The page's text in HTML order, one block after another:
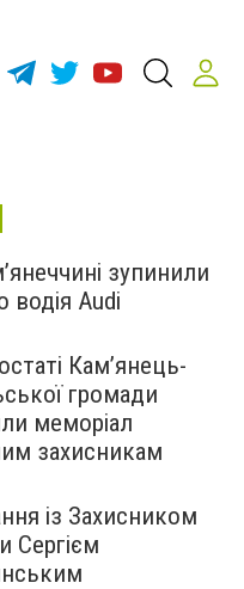
зупинили
водія Audi
Кам’янець-
громади
меморіал
захисникам
із Захисником
Сергієм